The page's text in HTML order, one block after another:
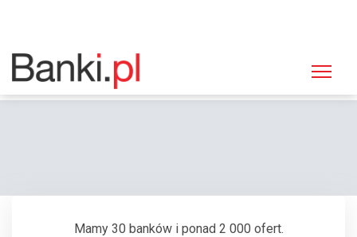
Strona główna
Bankomat ING Bank Śląski, Kielce, Warszawska 147
Mamy 30 banków i ponad 2 000 ofert.